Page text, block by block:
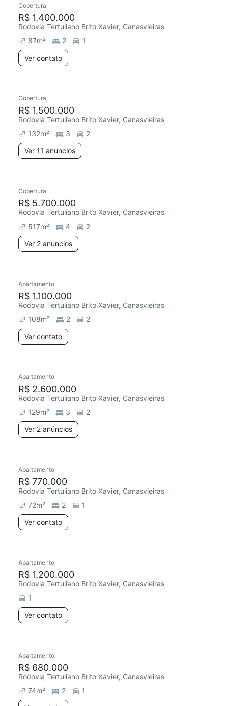
Cobertura
R$ 1.400.000
Rodovia Tertuliano Brito Xavier, Canasvieiras
87m² 2
1
Ver contato
Cobertura
R$ 1.500.000
Rodovia Tertuliano Brito Xavier, Canasvieiras
132m² 3
2
Ver 11 anúncios
Redecorar
Cobertura
R$ 5.700.000
Rodovia Tertuliano Brito Xavier, Canasvieiras
517m² 4
2
Ver 2 anúncios
Redecorar
Apartamento
R$ 1.100.000
Rodovia Tertuliano Brito Xavier, Canasvieiras
108m² 2
2
Ver contato
Apartamento
R$ 2.600.000
Rodovia Tertuliano Brito Xavier, Canasvieiras
129m² 3
2
Ver 2 anúncios
Apartamento
R$ 770.000
Rodovia Tertuliano Brito Xavier, Canasvieiras
72m² 2
1
Ver contato
Apartamento
R$ 1.200.000
Rodovia Tertuliano Brito Xavier, Canasvieiras
1
Ver contato
Apartamento
R$ 680.000
Rodovia Tertuliano Brito Xavier, Canasvieiras
74m² 2
1